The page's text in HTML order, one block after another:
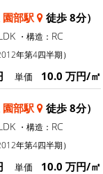
園部駅 徒歩 8分）
・構造： RC
年第4四半期）
単価 10.0 万円/㎡
園部駅 徒歩 8分）
・構造： RC
年第4四半期）
単価 10.0 万円/㎡